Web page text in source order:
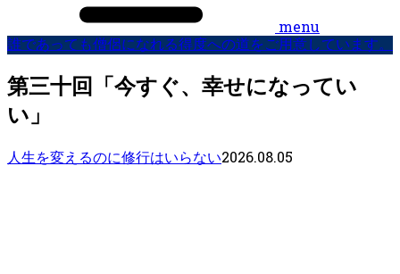
menu
誰であっても僧侶になれる得度への道をご用意しています。
第三十回「今すぐ、幸せになってい
い」
人生を変えるのに修行はいらない2026.08.05